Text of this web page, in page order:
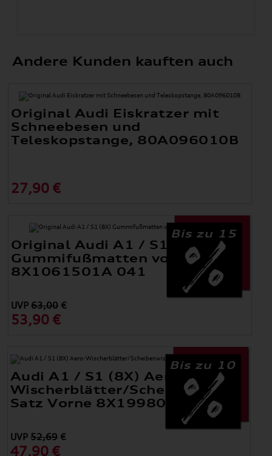
Andere Kunden kauften auch
Original Audi Eiskratzer mit
Schneebesen und
Teleskopstange, 80A096010B
27,90 €
Bis zu 15
Original Audi A1 / S1 (8X)
Gummifußmatten vorne
8X1061501A 041
UVP63,00 €
53,90 €
Bis zu 10
Audi A1 / S1 (8X) Aero-
Wischerblätter/Scheibenwischer
Satz Vorne 8X1998002A
UVP 52,69€
47,90 €